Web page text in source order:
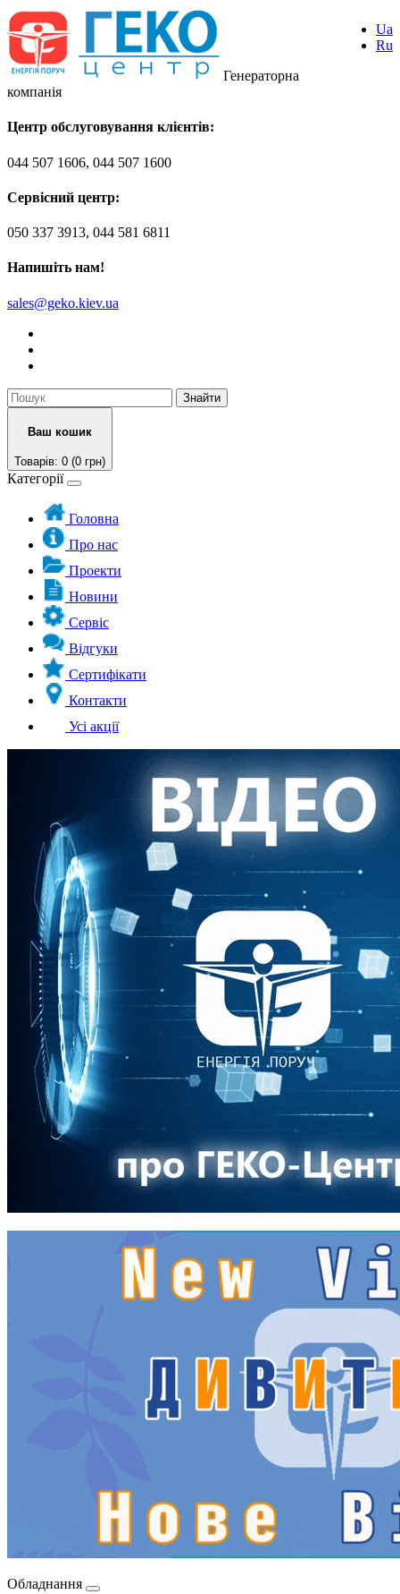
Ua
Ru
Генераторна
компанія
Центр обслуговування клієнтів:
044 507 1606, 044 507 1600
Сервісний центр:
050 337 3913, 044 581 6811
Напишіть нам!
sales@geko.kiev.ua
Знайти
Ваш кошик
Товарів: 0 (0 грн)
Категорії
Головна
Про нас
Проекти
Новини
Сервіс
Відгуки
Сертифікати
Контакти
Усі акції
Обладнання